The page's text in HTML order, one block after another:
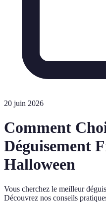
20 juin 2026
Comment
Déguisement
Halloween
Vous cherchez le meilleur
Découvrez nos conseils